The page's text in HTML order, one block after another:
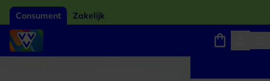
Consument Zakelijk